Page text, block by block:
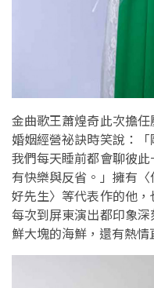
金曲歌王蕭煌奇此次擔
婚姻經營祕訣時笑說：
我們每天睡前都會聊彼
有快樂與反省。」擁有
好先生〉等代表作的他
每次到屏東演出都印象
鮮大塊的海鮮，還有熱情